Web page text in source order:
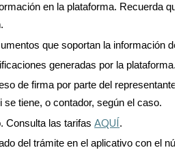
en la plataforma. Recuerda
que soportan la información
generadas por la plataforma.
de firma por parte del representante
se tiene, o contador, según el caso.
Consulta las tarifasAQUÍ .
del trámite en el aplicativo con el